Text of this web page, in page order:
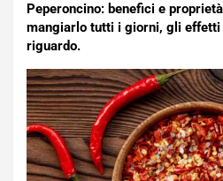
Peperoncino: benefici e
mangiarlo tutti i giorni, gli
riguardo.